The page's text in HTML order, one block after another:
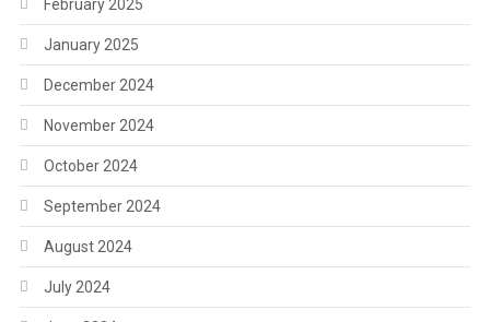
February 2025
January 2025
December 2024
November 2024
October 2024
September 2024
August 2024
July 2024